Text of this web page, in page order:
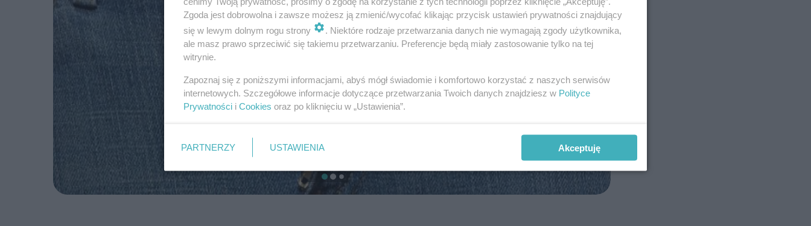
Zgoda jest dobrowolna i zawsze możesz ją zmienić/wycofać klikając przycisk ustawień prywatności znajdujący
się w lewym dolnym rogu strony
. Niektóre rodzaje przetwarzania danych nie wymagają zgody użytkownika,
ale masz prawo sprzeciwić się takiemu przetwarzaniu. Preferencje będą miały zastosowanie tylko na tej
witrynie.
Zapoznaj się z poniższymi informacjami, abyś mógł świadomie i komfortowo korzystać z naszych serwisów
internetowych. Szczegółowe informacje dotyczące przetwarzania Twoich danych znajdziesz w Polityce
Prywatności i Cookies oraz po kliknięciu w „Ustawienia”.
PARTNERZY USTAWIENIA Akceptuję